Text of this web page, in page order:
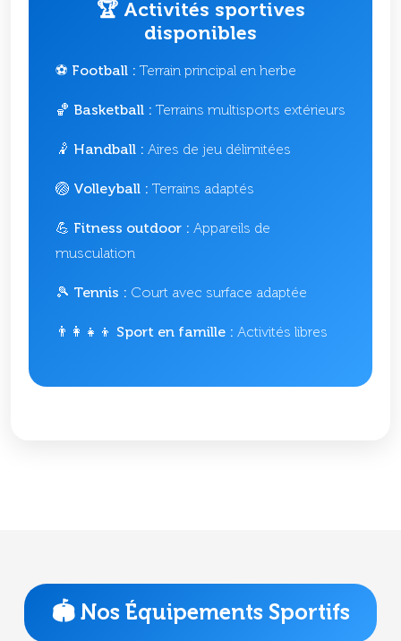
🏆 Activités sportives
disponibles
⚽ Football : Terrain principal en herbe
🏀 Basketball : Terrains multisports extérieurs
🤾 Handball : Aires de jeu délimitées
🏐 Volleyball : Terrains adaptés
💪 Fitness outdoor : Appareils de
musculation
🎾 Tennis : Court avec surface adaptée
👨‍👩‍👧‍👦 Sport en famille : Activités libres
🏟️ Nos Équipements Sportifs